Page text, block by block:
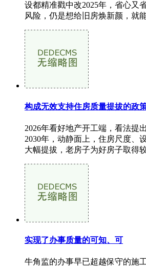
设都精准戳中改2025年，省心又
风险，仍是想给旧房焕新颜，就
构成无效支持住房质量提拔的政策
2026年看好地产开工端，看法提
2030年，动静面上，住房尺度、
大幅提拔，老房子为好房子取得
实现了办事质量的可知、可
牛角监的办事早已超越保守的施